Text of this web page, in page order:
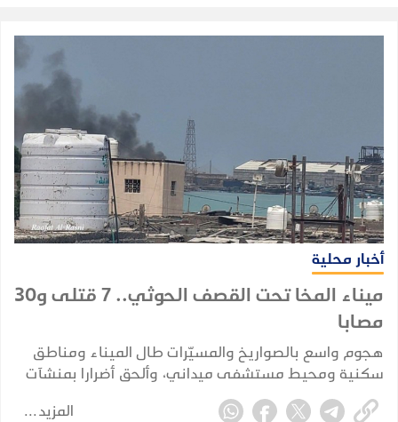
أخبار محلية
ميناء المخا تحت القصف الحوثي.. 7 قتلى و30
مصابا
هجوم واسع بالصواريخ والمسيّرات طال الميناء ومناطق
سكنية ومحيط مستشفى ميداني، وألحق أضرارا بمنشآت
مدنية وحيوية في المدينة.
المزيد